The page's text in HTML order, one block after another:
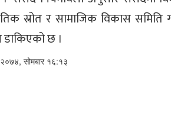
स्रोत र सामाजिक विकास
छ ।
सोमबार १६:१३